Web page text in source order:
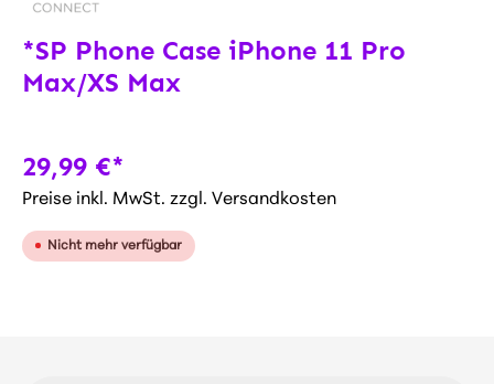
*SP Phone Case iPhone 11 Pro
Max/XS Max
29,99 €*
Preise inkl. MwSt. zzgl. Versandkosten
Nicht mehr verfügbar